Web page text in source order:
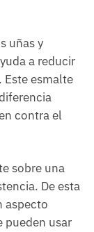
uñas y
a reducir
Este esmalte
contra el
sobre una
De esta
aspecto
pueden usar